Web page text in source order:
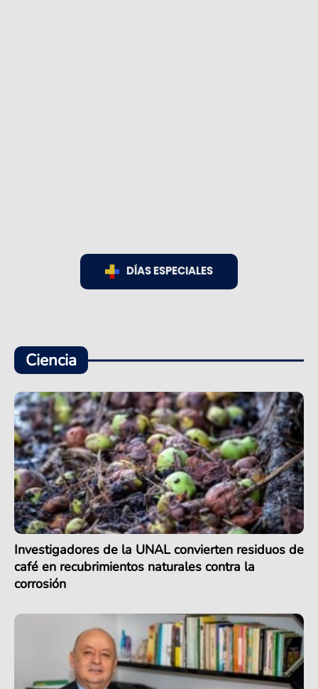
DÍAS ESPECIALES
Ciencia
Investigadores de la UNAL convierten residuos de
café en recubrimientos naturales contra la
corrosión